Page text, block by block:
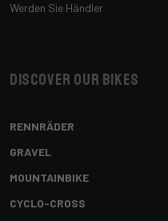
Werden Sie Händler
Discover our bikes
RENNRÄDER
GRAVEL
MOUNTAINBIKE
CYCLO-CROSS